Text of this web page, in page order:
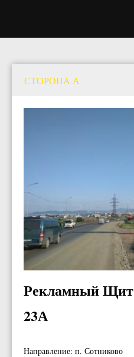
Рекламный Щит
23А
Направление: п. Сотниково